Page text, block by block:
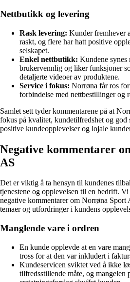
Nettbutikk og levering
Rask levering: Kunder fremhever
raskt, og flere har hatt positive
selskapet.
Enkel nettbutikk: Kundene synes
brukervennlig og liker funksjoner
detaljerte videoer av produktene.
Service i fokus: Norrøna får ros
forbindelse med nettbestillinger og
Samlet sett tyder kommentarene på at
fokus på kvalitet, kundetilfredshet og god
positive kundeopplevelser og lojale
Negative kommentarer
AS
Det er viktig å ta hensyn til kundenes
tjenestene og opplevelsen til en bedrift.
negative kommentarer om Norrøna
temaer og utfordringer i kundens
Manglende vare i ordren
En kunde opplevde at en vare
tross for at den var inkludert i
Kundeservicen sviktet ved å ikke
tilfredsstillende måte, og mangelen